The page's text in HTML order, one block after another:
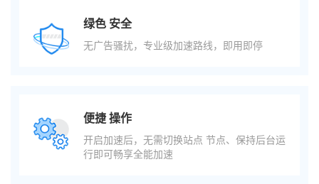
绿色 安全
无广告骚扰，专业级加速路线，即用即停
便捷 操作
开启加速后，无需切换站点 节点、保持后台运
行即可畅享全能加速